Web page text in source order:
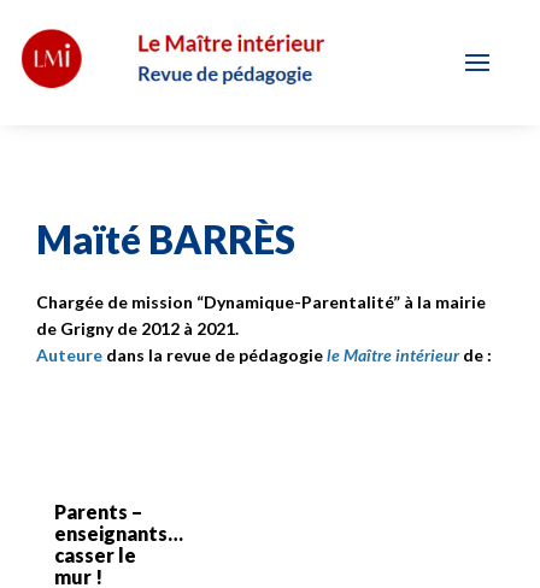
Maïté BARRÈS
Chargée de mission “Dynamique-Parentalité” à la mairie
de Grigny de 2012 à 2021.
Auteure dans la revue de pédagogiele Maître intérieurde :
Parents –
enseignants…
casser le
mur !